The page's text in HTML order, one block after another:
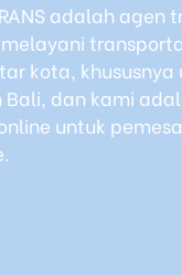
adalah agen
kota,
Bali, dan kami
untuk